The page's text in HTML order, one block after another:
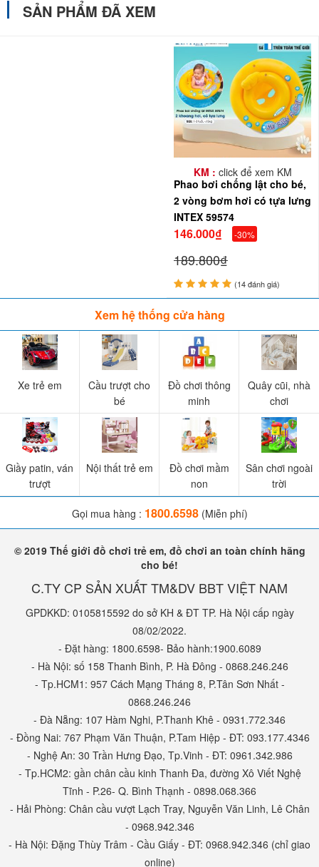
Review một số mẫu phao bơi xỏ chân, chống lật INTEX cho bé
SẢN PHẨM ĐÃ XEM
KM : click để xem KM
Phao bơi chống lật cho bé,
2 vòng bơm hơi có tựa lưng
INTEX 59574
146.000₫ -30%
189.800₫
(14 đánh giá)
Xem hệ thống cửa hàng
Xe trẻ em
Cầu trượt cho
bé
Đồ chơi thông
minh
Quây cũi, nhà
chơi
Giầy patin, ván
trượt
Nội thất trẻ em
Đồ chơi mầm
non
Sân chơi ngoài
trời
Gọi mua hàng : 1800.6598(Miễn phí)
© 2019 Thế giới đồ chơi trẻ em, đồ chơi an toàn chính hãng
cho bé!
C.TY CP SẢN XUẤT TM&DV BBT VIỆT NAM
GPDKKD: 0105815592 do sở KH & ĐT TP. Hà Nội cấp ngày
08/02/2022.
- Đặt hàng: 1800.6598- Bảo hành:1900.6089
- Hà Nội: số 158 Thanh Bình, P. Hà Đông - 0868.246.246
- Tp.HCM1: 957 Cách Mạng Tháng 8, P.Tân Sơn Nhất -
0868.246.246
- Đà Nẵng: 107 Hàm Nghi, P.Thanh Khê - 0931.772.346
- Đồng Nai: 767 Phạm Văn Thuận, P.Tam Hiệp - ĐT: 093.177.4346
- Nghệ An: 30 Trần Hưng Đạo, Tp.Vinh - ĐT: 0961.342.986
- Tp.HCM2: gần chân cầu kinh Thanh Đa, đường Xô Viết Nghệ
Tĩnh - P.26- Q. Bình Thạnh - 0898.068.366
- Hải Phòng: Chân cầu vượt Lạch Tray, Nguyễn Văn Linh, Lê Chân
- 0968.942.346
- Hà Nội: Đặng Thùy Trâm - Cầu Giấy - ĐT: 0968.942.346 (chỉ giao
online)